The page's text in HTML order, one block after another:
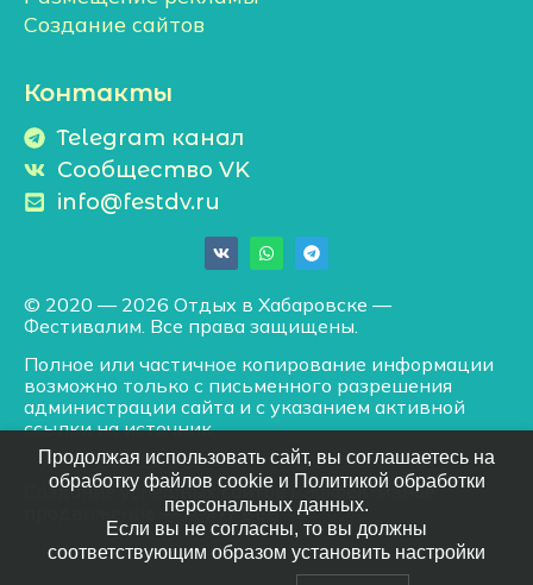
Создание сайтов
Контакты
Telegram канал
Сообщество VK
info@festdv.ru
© 2020 — 2026 Отдых в Хабаровске —
Фестивалим. Все права защищены.
Полное или частичное копирование информации
возможно только с письменного разрешения
администрации сайта и с указанием активной
ссылки на источник.
Создание успешных сайтов/ Эффективное
— АМУРВЕБ
Продолжая использовать сайт, вы соглашаетесь на
обработку файлов cookie и Политикой обработки
персональных данных.
Если вы не согласны, то вы должны
соответствующим образом установить настройки